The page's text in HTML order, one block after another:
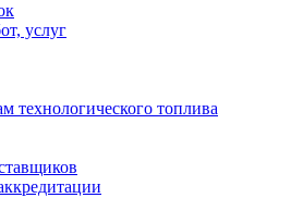
услуг
технологического топлива